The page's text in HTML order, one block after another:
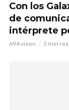
Con los
de
intérprete
694 views 3 min